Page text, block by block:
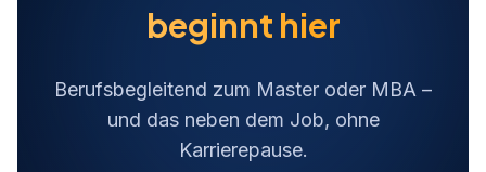
beginnt hier
Berufsbegleitend zum Master oder MBA –
und das neben dem Job, ohne
Karrierepause.